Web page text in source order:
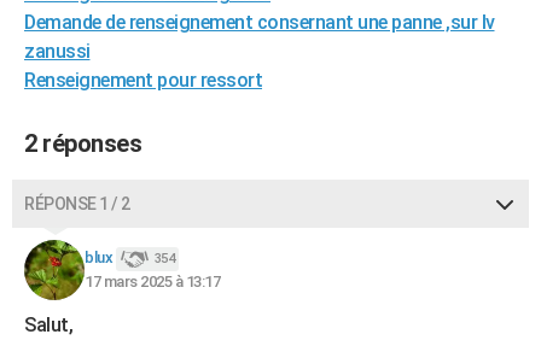
Destinations
City break
Voyage nature
Voyage de noces
Forum
Climat
PHOTO
GUIDES D'ACHAT
Dictionnaire
Biographies
Citations
Expressions
Proverbes
PROGRAMME TV
COPAINS D'AVANT
Demande de renseignement consernant une panne ,sur lv
zanussi
Renseignement pour ressort
2 réponses
RÉPONSE 1 / 2
blux 354
17 mars 2025 à 13:17
Salut,